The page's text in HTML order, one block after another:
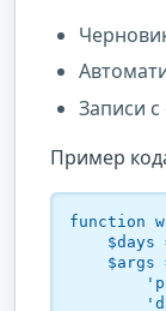
Записи
Пример
function